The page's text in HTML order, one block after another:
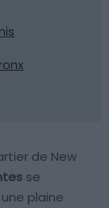
de New
se
plaine